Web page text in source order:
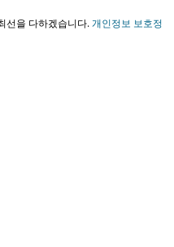
선을 다하겠습니다.개인정보 보호정